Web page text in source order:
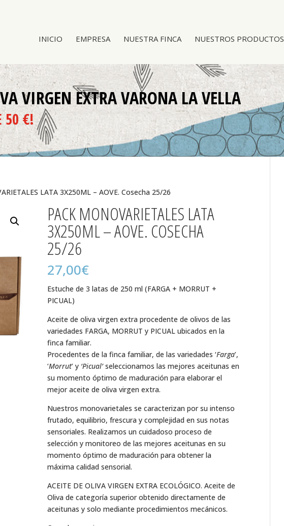
INICIO EMPRESA NUESTRA FINCA NUESTROS PRODUCTOS
VIRGEN EXTRA VARONA LA VELLA
50 €!
LATA 3X250ML – AOVE. Cosecha 25/26
PACK MONOVARIETALES LATA
3X250ML – AOVE. COSECHA
25/26
27,00€
Estuche de 3 latas de 250 ml (FARGA + MORRUT +
PICUAL)
Aceite de oliva virgen extra procedente de olivos de las
variedades FARGA, MORRUT y PICUAL ubicados en la
finca familiar.
Procedentes de la finca familiar, de las variedades ‘Farga’,
‘Morrut’ y ‘Picual’seleccionamos las mejores aceitunas en
su momento óptimo de maduración para elaborar el
mejor aceite de oliva virgen extra.
Nuestros monovarietales se caracterizan por su intenso
frutado, equilibrio, frescura y complejidad en sus notas
sensoriales. Realizamos un cuidadoso proceso de
selección y monitoreo de las mejores aceitunas en su
momento óptimo de maduración para obtener la
máxima calidad sensorial.
ACEITE DE OLIVA VIRGEN EXTRA ECOLÓGICO. Aceite de
Oliva de categoría superior obtenido directamente de
aceitunas y solo mediante procedimientos mecánicos.